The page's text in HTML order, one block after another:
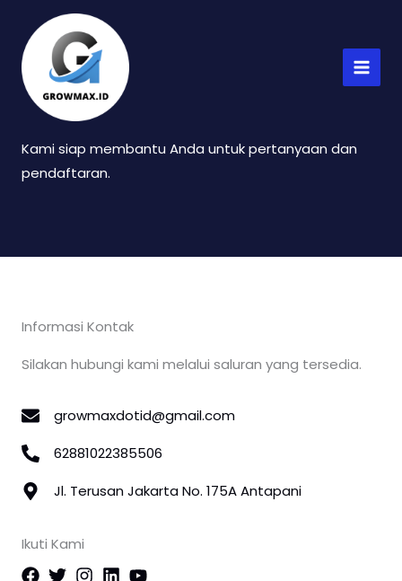
konten
Hubungi Kami
Kami siap membantu Anda untuk pertanyaan dan
pendaftaran.
Informasi Kontak
Silakan hubungi kami melalui saluran yang tersedia.
growmaxdotid@gmail.com
62881022385506
Jl. Terusan Jakarta No. 175A Antapani
Ikuti Kami